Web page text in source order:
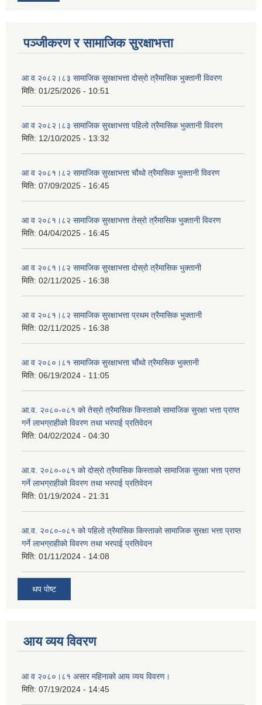
पञ्जीकरण र सामाजिक सुरक्षाभत्ता
आ व २०८२।८३ सामाजिक सुरक्षाभत्ता दोस्रो त्रैमासिक भुक्तानी विवरण
मिति: 01/25/2026 - 10:51
आ व २०८२।८३ सामाजिक सुरक्षाभत्ता पहिलो त्रैमासिक भुक्तानी विवरण
मिति: 12/10/2025 - 13:32
आ व २०८१।८२ सामाजिक सुरक्षाभत्ता चौथो त्रैमासिक भुक्तानी विवरण
मिति: 07/09/2025 - 16:45
आ व २०८१।८२ सामाजिक सुरक्षाभत्ता तेस्रो त्रैमासिक भुक्तानी विवरण
मिति: 04/04/2025 - 16:45
आ व २०८१।८२ सामाजिक सुरक्षाभत्ता दोस्रो त्रैमासिक भुक्तानी
मिति: 02/11/2025 - 16:38
आ व २०८१।८२ सामाजिक सुरक्षाभत्ता प्रथम त्रैमासिक भुक्तानी
मिति: 02/11/2025 - 16:38
आ व २०८०।८१ सामाजिक सुरक्षाभत्ता चौंथो त्रैमासिक भुक्तानी
मिति: 06/19/2024 - 11:05
आ.व. २०८०-०८१ को तेस्रो त्रैमासिक किस्ताको सामाजिक सुरक्षा भत्ता प्राप्त
गर्ने लाभग्राहीको विवरण तथा भरपाई प्रतिवेदन
मिति: 04/02/2024 - 04:30
आ.व. २०८०-०८१ को दोस्रो त्रैमासिक किस्ताको सामाजिक सुरक्षा भत्ता प्राप्त
गर्ने लाभग्राहीको विवरण तथा भरपाई प्रतिवेदन
मिति: 01/19/2024 - 21:31
आ.व. २०८०-०८१ को पहिलो त्रैमासिक किस्ताको सामाजिक सुरक्षा भत्ता प्राप्त
गर्ने लाभग्राहीको विवरण तथा भरपाई प्रतिवेदन
मिति: 01/11/2024 - 14:08
थप पोष्ट
आय व्यय विवरण
आ व २०८०।८१ असार महिनाको आय व्यय विवरण।
मिति: 07/19/2024 - 14:45